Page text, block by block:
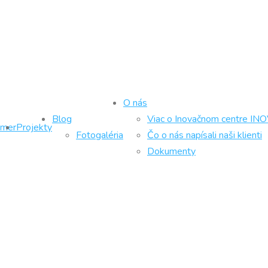
Projekty
Blog
Fotogaléria
O nás
Viac o Inovačnom centre
Čo o nás napísali naši klienti
Dokumenty